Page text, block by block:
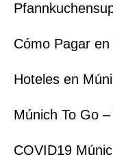
Cómo Pagar en
Hoteles en
Múnich To Go
COVID19